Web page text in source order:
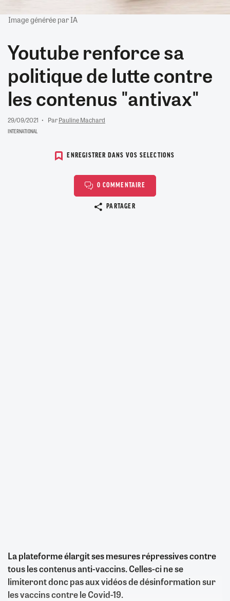
Image générée par IA
Youtube renforce sa
politique de lutte contre
les contenus "antivax"
29/09/2021 ParPauline Machard
INTERNATIONAL
ENREGISTRER DANS VOS SELECTIONS
0 COMMENTAIRE
PARTAGER
La plateforme élargit ses mesures répressives contre
tous les contenus anti-vaccins. Celles-ci ne se
limiteront donc pas aux vidéos de désinformation sur
les vaccins contre le Covid-19.